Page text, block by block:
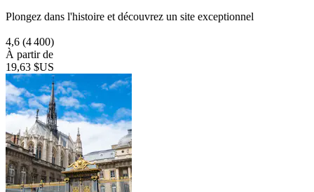
Plongez dans l'histoire et découvrez un site exceptionnel
4,6 (4 400)
À partir de
19,63 $US